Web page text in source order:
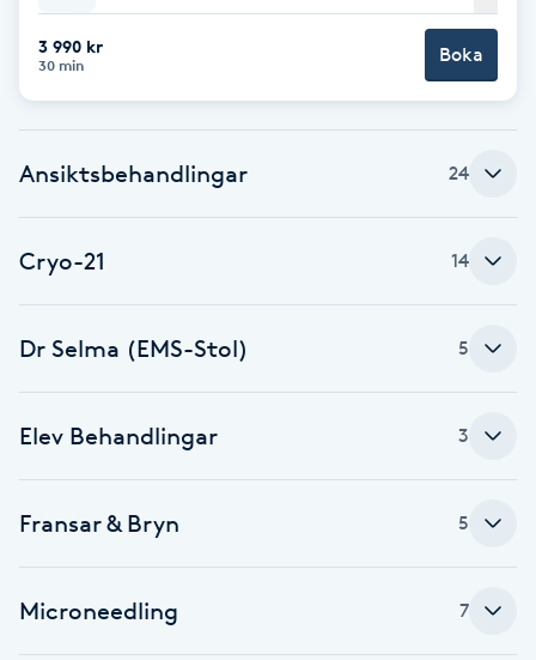
Hypnos
Hårborttagning
Hårförlängning
Hårvård
I
Idrottsmassage
3 990 kr
30 min Boka
Ansiktsbehandlingar 24
Cryo-21 14
Dr Selma (EMS-Stol) 5
Elev Behandlingar 3
Fransar & Bryn 5
Microneedling 7